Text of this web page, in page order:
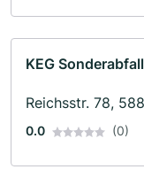
KEG
Reichsstr. 78,
0.0 (0)